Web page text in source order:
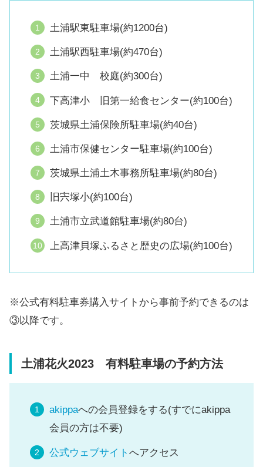
土浦駅東駐車場(約1200台)
土浦駅西駐車場(約470台)
土浦一中 校庭(約300台)
下高津小 旧第一給食センター(約100台)
茨城県土浦保険所駐車場(約40台)
土浦市保健センター駐車場(約100台)
茨城県土浦土木事務所駐車場(約80台)
旧宍塚小(約100台)
土浦市立武道館駐車場(約80台)
上高津貝塚ふるさと歴史の広場(約100台)
※公式有料駐車券購入サイトから事前予約できるのは
③以降です。
土浦花火2023 有料駐車場の予約方法
akippaへの会員登録をする(すでにakippa
会員の方は不要)
公式ウェブサイト へアクセス